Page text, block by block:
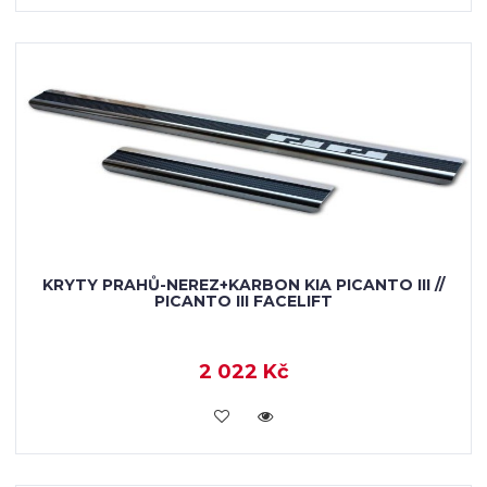
KRYTY PRAHŮ-NEREZ+KARBON KIA PICANTO III //
PICANTO III FACELIFT
2 022 Kč
KOUPIT